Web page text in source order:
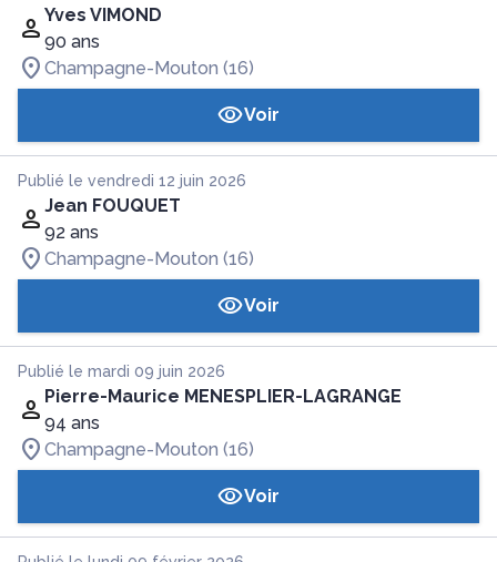
Yves VIMOND
90 ans
Champagne-Mouton (16)
Voir
Publié le vendredi 12 juin 2026
Jean FOUQUET
92 ans
Champagne-Mouton (16)
Voir
Publié le mardi 09 juin 2026
Pierre-Maurice MENESPLIER-LAGRANGE
94 ans
Champagne-Mouton (16)
Voir